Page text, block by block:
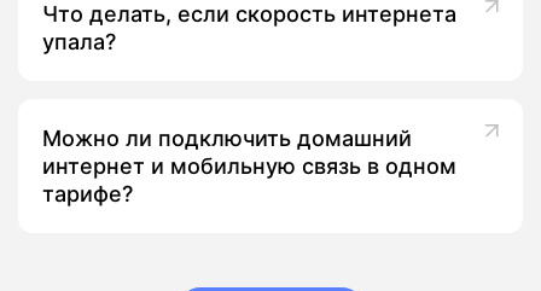
Что делать, если скорость интернета
упала?
Можно ли подключить домашний
интернет и мобильную связь в одном
тарифе?